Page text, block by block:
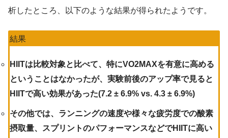
析したところ、以下のような結果が得られたようです。
結果
HIITは比較対象と比べて、特にVO2MAXを有意に高める
ということはなかったが、実験前後のアップ率で見ると
HIITで高い効果があった(7.2 ± 6.9% vs. 4.3 ± 6.9%)
その他では、ランニングの速度や様々な疲労度での酸素
摂取量、スプリントのパフォーマンスなどでHIITに高い